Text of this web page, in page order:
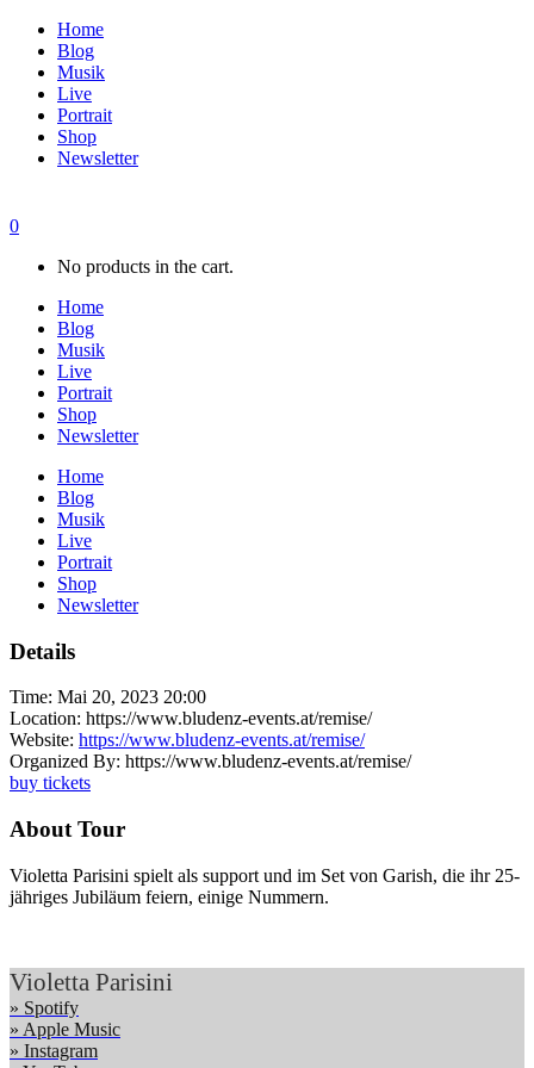
Home
Blog
Musik
Live
Portrait
Shop
Newsletter
0
No products in the cart.
Home
Blog
Musik
Live
Portrait
Shop
Newsletter
Home
Blog
Musik
Live
Portrait
Shop
Newsletter
Details
Time: Mai 20, 2023 20:00
Location: https://www.bludenz-events.at/remise/
Website: https://www.bludenz-events.at/remise/
Organized By: https://www.bludenz-events.at/remise/
buy tickets
About Tour
Violetta Parisini spielt als support und im Set von Garish, die ihr 25-
jähriges Jubiläum feiern, einige Nummern.
Violetta Parisini
» Spotify
» Apple Music
» Instagram